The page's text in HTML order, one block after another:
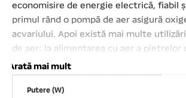
economisire de energie electrică, fiabil
primul rând o pompă de aer asigură
acvariului. Apoi există mai multe
de aer: la alimentarea cu aer a pietrelor
perdelelor de aer, diverse decoruri,
de apă în acvariu. Motor electric cu
excelente, un consum redus de energie
Arată mai mult
Putere (W)